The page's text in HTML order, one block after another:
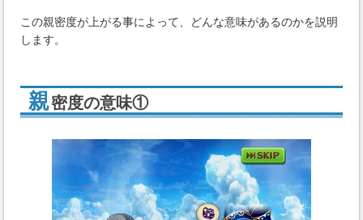
この親密度が上がる事によって、どんな意味があるのかを説明
します。
親密度の意味①